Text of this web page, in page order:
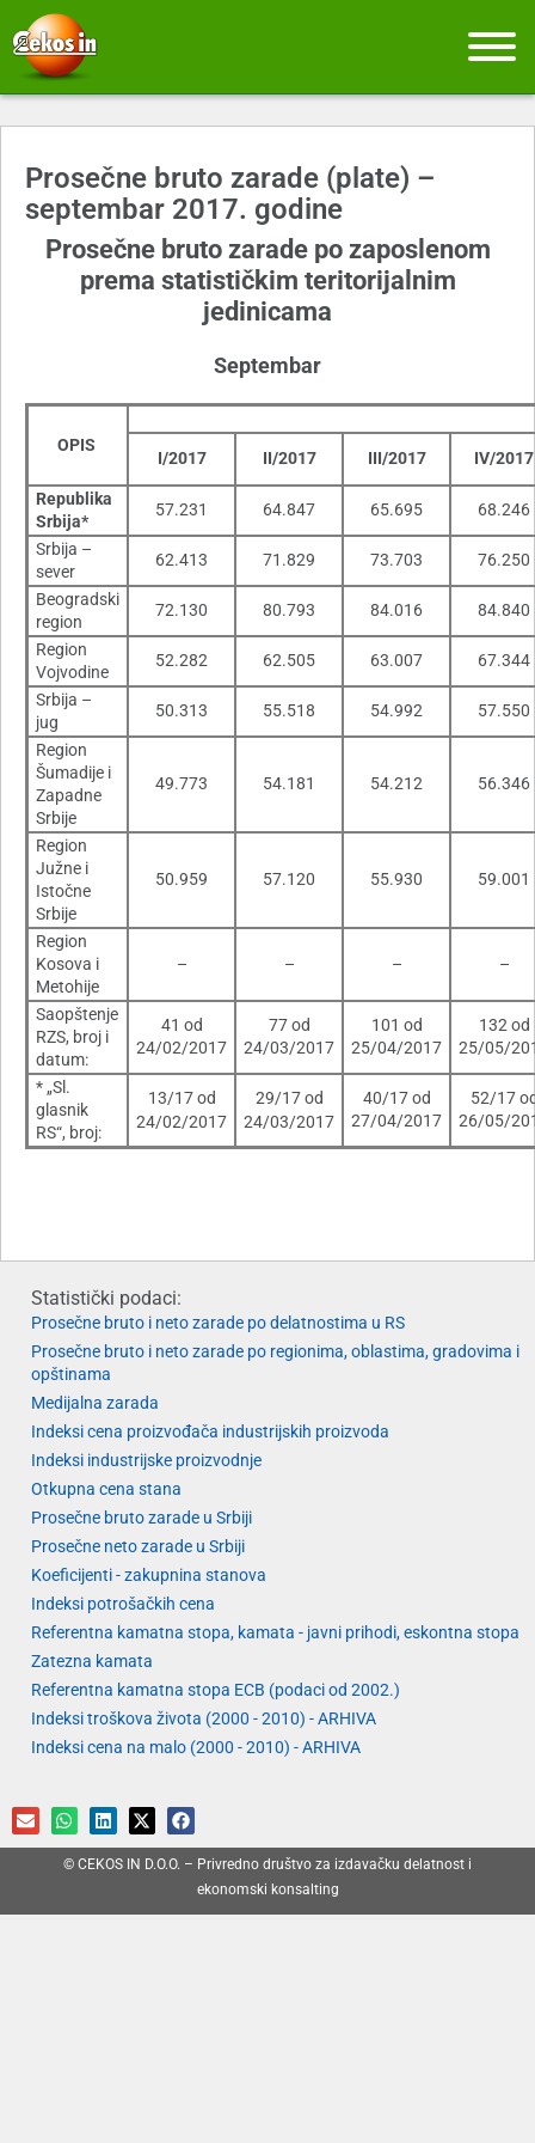
Prosečne bruto zarade (plate) –
septembar 2017. godine
Prosečne bruto zarade po zaposlenom
prema statističkim teritorijalnim
jedinicama
Septembar
OPIS
I/2017 II/2017 III/2017 IV/2017
Republika
Srbija*
57.231 64.847 65.695 68.246
Srbija –
sever
62.413 71.829 73.703 76.250
Beogradski
region
72.130 80.793 84.016 84.840
Region
Vojvodine
52.282 62.505 63.007 67.344
Srbija –
jug
50.313 55.518 54.992 57.550
Region
Šumadije i
Zapadne
Srbije
49.773 54.181 54.212 56.346
Region
Južne i
Istočne
Srbije
50.959 57.120 55.930 59.001
Region
Kosova i
Metohije
– – – –
Saopštenje
RZS, broj i
datum:
41 od
24/02/2017
77 od
24/03/2017
101 od
25/04/2017
132 od
25/05/
* „Sl.
glasnik
RS“, broj:
13/17 od
24/02/2017
29/17 od
24/03/2017
40/17 od
27/04/2017
52/17
26/05/
Statistički podaci:
Prosečne bruto i neto zarade po delatnostima u RS
Prosečne bruto i neto zarade po regionima, oblastima, gradovima i
opštinama
Medijalna zarada
Indeksi cena proizvođača industrijskih proizvoda
Indeksi industrijske proizvodnje
Otkupna cena stana
Prosečne bruto zarade u Srbiji
Prosečne neto zarade u Srbiji
Koeficijenti - zakupnina stanova
Indeksi potrošačkih cena
Referentna kamatna stopa, kamata - javni prihodi, eskontna stopa
Zatezna kamata
Referentna kamatna stopa ECB (podaci od 2002.)
Indeksi troškova života (2000 - 2010) - ARHIVA
Indeksi cena na malo (2000 - 2010) - ARHIVA
© CEKOS IN D.O.O. – Privredno društvo za izdavačku delatnost i
ekonomski konsalting